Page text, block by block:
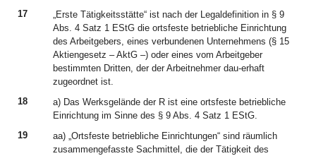
17
„Erste Tätigkeitsstätte“ ist nach der Legaldefinition in § 9
Abs. 4 Satz 1 EStG die ortsfeste betriebliche Einrichtung
des Arbeitgebers, eines verbundenen Unternehmens (§ 15
Aktiengesetz – AktG –) oder eines vom Arbeitgeber
bestimmten Dritten, der der Arbeitnehmer dau-erhaft
zugeordnet ist.
18
a) Das Werksgelände der R ist eine ortsfeste betriebliche
Einrichtung im Sinne des § 9 Abs. 4 Satz 1 EStG.
19
aa) „Ortsfeste betriebliche Einrichtungen“ sind räumlich
zusammengefasste Sachmittel, die der Tätigkeit des